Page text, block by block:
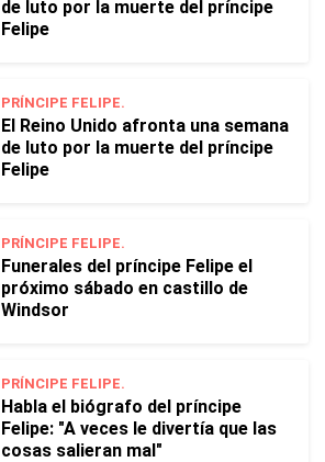
de luto por la muerte del príncipe
Felipe
PRÍNCIPE FELIPE.
El Reino Unido afronta una semana
de luto por la muerte del príncipe
Felipe
PRÍNCIPE FELIPE.
Funerales del príncipe Felipe el
próximo sábado en castillo de
Windsor
PRÍNCIPE FELIPE.
Habla el biógrafo del príncipe
Felipe: "A veces le divertía que las
cosas salieran mal"